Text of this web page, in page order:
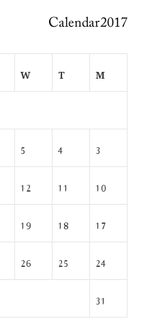
Calendar 2017
M
T
W
3
4
5
10
11
12
17
18
19
24
25
26
31